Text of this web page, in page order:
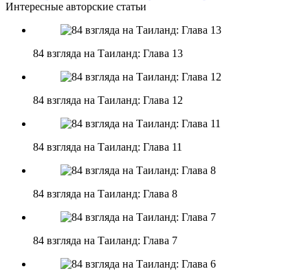
Интересные авторские статьи
84 взгляда на Таиланд: Глава 13
84 взгляда на Таиланд: Глава 12
84 взгляда на Таиланд: Глава 11
84 взгляда на Таиланд: Глава 8
84 взгляда на Таиланд: Глава 7